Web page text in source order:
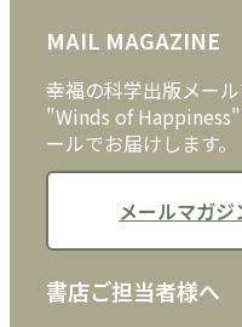
外国語
クッキーポリ
MAIL MAGAZINE
幸福の科学出版メー
"Winds of
ールでお届けします。
メールマガ
書店ご担当者様へ